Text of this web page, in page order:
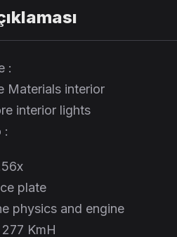
:
Materials interior
interior lights
:
plate
physics and engine
KmH